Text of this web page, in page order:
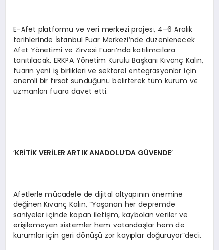
E-Afet platformu ve veri merkezi projesi, 4–6 Aralık
tarihlerinde İstanbul Fuar Merkezi’nde düzenlenecek
Afet Yönetimi ve Zirvesi Fuarı’nda katılımcılara
tanıtılacak. ERKPA Yönetim Kurulu Başkanı Kıvanç Kalın,
fuarın yeni iş birlikleri ve sektörel entegrasyonlar için
önemli bir fırsat sunduğunu belirterek tüm kurum ve
uzmanları fuara davet etti.
‘KRİTİK VERİLER ARTIK ANADOLU’DA GÜVENDE’
Afetlerle mücadele de dijital altyapının önemine
değinen Kıvanç Kalın, “Yaşanan her depremde
saniyeler içinde kopan iletişim, kaybolan veriler ve
erişilemeyen sistemler hem vatandaşlar hem de
kurumlar için geri dönüşü zor kayıplar doğuruyor”dedi.